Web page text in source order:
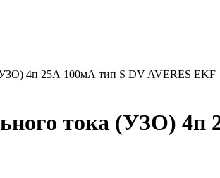
4п 25А 100мА тип S DV AVERES EKF
тока (УЗО) 4п